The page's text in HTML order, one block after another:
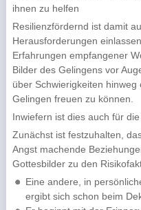
ihnen zu helfen
Resilienzfördernd ist damit
Herausforderungen
Erfahrungen empfangener
Bilder des Gelingens vor
über Schwierigkeiten
Gelingen freuen zu können.
Inwiefern ist dies auch für
Zunächst ist festzuhalten,
Angst machende
Gottesbilder zu den
Eine andere, in
ergibt sich schon beim